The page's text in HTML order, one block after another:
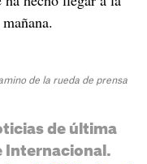
de la rueda de prensa
de última
Internacional.